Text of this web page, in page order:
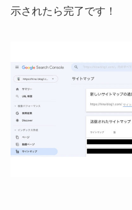
示されたら完了です！